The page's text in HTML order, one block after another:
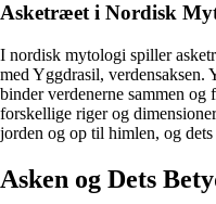
Asketræet i Nordisk
I nordisk mytologi spiller
med Yggdrasil, verdensaksen.
binder verdenerne sammen og
forskellige riger og
jorden og op til himlen, og
Asken og Dets